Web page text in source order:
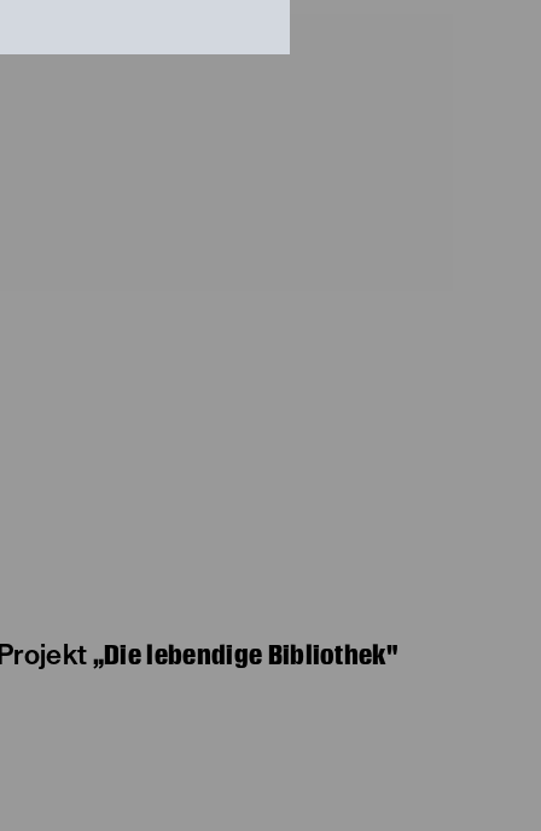
„Die lebendige Bibliothek"